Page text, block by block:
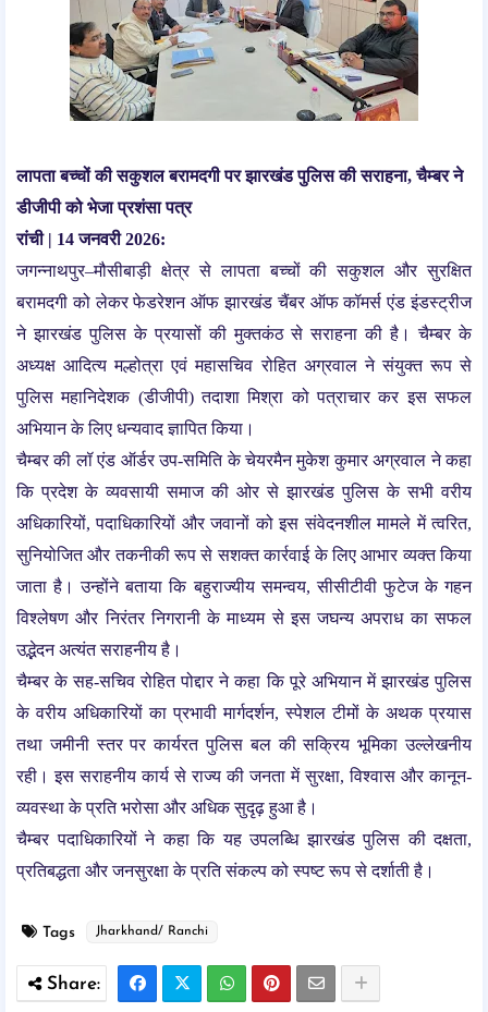
लापता बच्चों की सकुशल बरामदगी पर झारखंड पुलिस की सराहना, चैम्बर ने
डीजीपी को भेजा प्रशंसा पत्र
रांची | 14 जनवरी 2026:
जगन्नाथपुर–मौसीबाड़ी क्षेत्र से लापता बच्चों की सकुशल और सुरक्षित
बरामदगी को लेकर फेडरेशन ऑफ झारखंड चैंबर ऑफ कॉमर्स एंड इंडस्ट्रीज
ने झारखंड पुलिस के प्रयासों की मुक्तकंठ से सराहना की है। चैम्बर के
अध्यक्ष आदित्य मल्होत्रा एवं महासचिव रोहित अग्रवाल ने संयुक्त रूप से
पुलिस महानिदेशक (डीजीपी) तदाशा मिश्रा को पत्राचार कर इस सफल
अभियान के लिए धन्यवाद ज्ञापित किया।
चैम्बर की लॉ एंड ऑर्डर उप-समिति के चेयरमैन मुकेश कुमार अग्रवाल ने कहा
कि प्रदेश के व्यवसायी समाज की ओर से झारखंड पुलिस के सभी वरीय
अधिकारियों, पदाधिकारियों और जवानों को इस संवेदनशील मामले में त्वरित,
सुनियोजित और तकनीकी रूप से सशक्त कार्रवाई के लिए आभार व्यक्त किया
जाता है। उन्होंने बताया कि बहुराज्यीय समन्वय, सीसीटीवी फुटेज के गहन
विश्लेषण और निरंतर निगरानी के माध्यम से इस जघन्य अपराध का सफल
उद्भेदन अत्यंत सराहनीय है।
चैम्बर के सह-सचिव रोहित पोद्दार ने कहा कि पूरे अभियान में झारखंड पुलिस
के वरीय अधिकारियों का प्रभावी मार्गदर्शन, स्पेशल टीमों के अथक प्रयास
तथा जमीनी स्तर पर कार्यरत पुलिस बल की सक्रिय भूमिका उल्लेखनीय
रही। इस सराहनीय कार्य से राज्य की जनता में सुरक्षा, विश्वास और कानून-
व्यवस्था के प्रति भरोसा और अधिक सुदृढ़ हुआ है।
चैम्बर पदाधिकारियों ने कहा कि यह उपलब्धि झारखंड पुलिस की दक्षता,
प्रतिबद्धता और जनसुरक्षा के प्रति संकल्प को स्पष्ट रूप से दर्शाती है।
Tags Jharkhand/ Ranchi